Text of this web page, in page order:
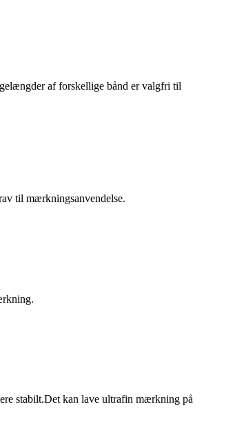
af forskellige bånd er valgfri til
til mærkningsanvendelse.
stabilt.Det kan lave ultrafin mærkning på